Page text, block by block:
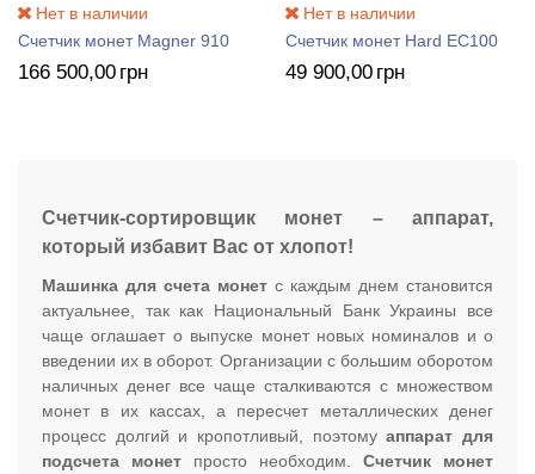
Нет в наличии
Счетчик монет Magner 910
166 500,00 грн
Нет в наличии
Счетчик монет Hard EC100
49 900,00 грн
Счетчик-сортировщик монет – аппарат,
который избавит Вас от хлопот!
Машинка для счета монет с каждым днем становится
актуальнее, так как Национальный Банк Украины все
чаще оглашает о выпуске монет новых номиналов и о
введении их в оборот. Организации с большим оборотом
наличных денег все чаще сталкиваются с множеством
монет в их кассах, а пересчет металлических денег
процесс долгий и кропотливый, поэтомуаппарат для
подсчета монет просто необходим. Счетчик монет